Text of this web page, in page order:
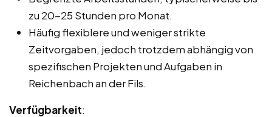
zu 20-25 Stunden pro Monat.
Häufig flexiblere und weniger strikte
Zeitvorgaben, jedoch trotzdem abhängig von
spezifischen Projekten und Aufgaben in
Reichenbach an der Fils.
Verfügbarkeit: